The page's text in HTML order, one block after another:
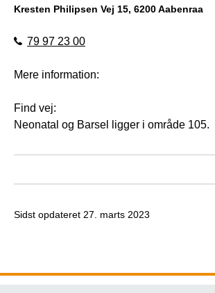
Kresten Philipsen Vej 15, 6200 Aabenraa
79 97 23 00
Mere information:
Find vej:
Neonatal og Barsel ligger i område 105.
Sidst opdateret 27. marts 2023